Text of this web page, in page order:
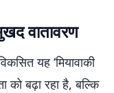
वातावरण
यह ‘मियावाकी
को बढ़ा रहा है, बल्कि